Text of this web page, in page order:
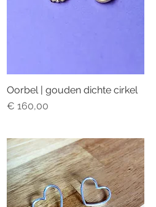
Snel overzicht
Oorbel | gouden dichte cirkel
Prijs
€ 160,00